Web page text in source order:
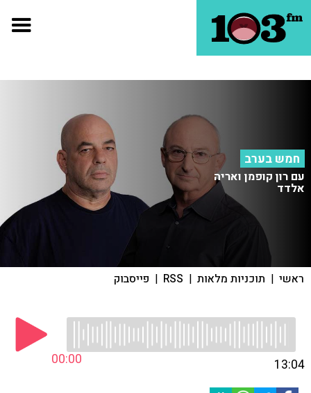
חמש בערב
עם רון קופמן ואריה
אלדד
ראשי | תוכניות מלאות |
RSS
| פייסבוק
00:00 13:04